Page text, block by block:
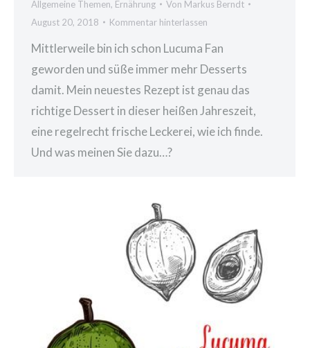
Allgemeine Themen, Ernährung Von Markus Berndt
August 20, 2018
Kommentar hinterlassen
Mittlerweile bin ich schon Lucuma Fan
geworden und süße immer mehr Desserts
damit. Mein neuestes Rezept ist genau das
richtige Dessert in dieser heißen Jahreszeit,
eine regelrecht frische Leckerei, wie ich finde.
Und was meinen Sie dazu…?